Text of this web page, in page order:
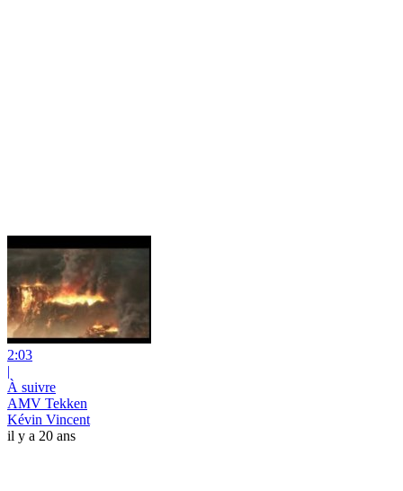
2:03
|
À suivre
AMV Tekken
Kévin Vincent
il y a 20 ans